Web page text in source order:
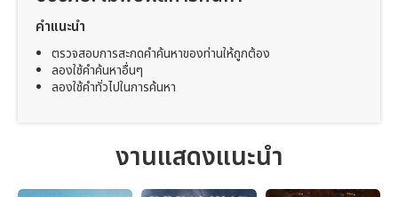
คำแนะนำ
ตรวจสอบการสะกดคำค้นหาของท่านให้ถูกต้อง
ลองใช้คำค้นหาอื่นๆ
ลองใช้คำทั่วไปในการค้นหา
งานแสดงแนะนำ